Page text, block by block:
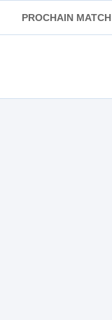
PROCHAIN MATCH